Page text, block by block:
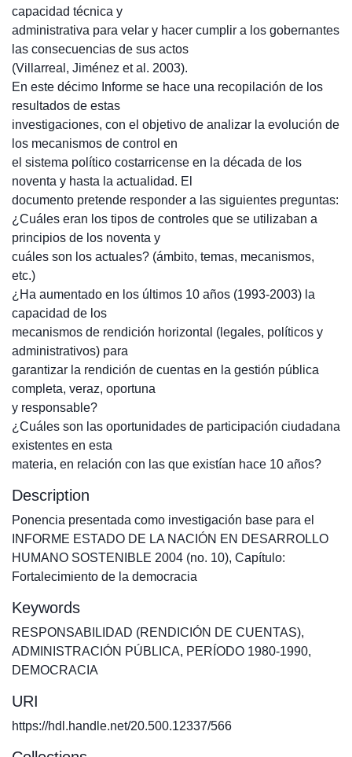
capacidad técnica y
administrativa para velar y hacer cumplir a los gobernantes
las consecuencias de sus actos
(Villarreal, Jiménez et al. 2003).
En este décimo Informe se hace una recopilación de los
resultados de estas
investigaciones, con el objetivo de analizar la evolución de
los mecanismos de control en
el sistema político costarricense en la década de los
noventa y hasta la actualidad. El
documento pretende responder a las siguientes preguntas:
¿Cuáles eran los tipos de controles que se utilizaban a
principios de los noventa y
cuáles son los actuales? (ámbito, temas, mecanismos,
etc.)
¿Ha aumentado en los últimos 10 años (1993-2003) la
capacidad de los
mecanismos de rendición horizontal (legales, políticos y
administrativos) para
garantizar la rendición de cuentas en la gestión pública
completa, veraz, oportuna
y responsable?
¿Cuáles son las oportunidades de participación ciudadana
existentes en esta
materia, en relación con las que existían hace 10 años?
Description
Ponencia presentada como investigación base para el
INFORME ESTADO DE LA NACIÓN EN DESARROLLO
HUMANO SOSTENIBLE 2004 (no. 10), Capítulo:
Fortalecimiento de la democracia
Keywords
RESPONSABILIDAD (RENDICIÓN DE CUENTAS),
ADMINISTRACIÓN PÚBLICA, PERÍODO 1980-1990,
DEMOCRACIA
URI
https://hdl.handle.net/20.500.12337/566